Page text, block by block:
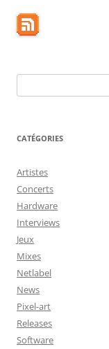
articles
CATÉGORIES
Artistes
Concerts
Hardware
Interviews
Jeux
Mixes
Netlabel
News
Pixel-art
Releases
Software